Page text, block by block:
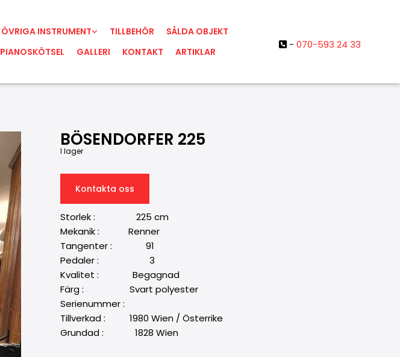
ÖVRIGA INSTRUMENT TILLBEHÖR
SÅLDA OBJEKT
PIANOSKÖTSEL GALLERI KONTAKT ARTIKLAR
-070-593 24 33
BÖSENDORFER 225
I lager
Kontakta oss
Storlek : 225 cm
Mekanik : Renner
Tangenter : 91
Pedaler : 3
Kvalitet : Begagnad
Färg : Svart polyester
Serienummer :
Tillverkad : 1980 Wien / Österrike
Grundad : 1828 Wien